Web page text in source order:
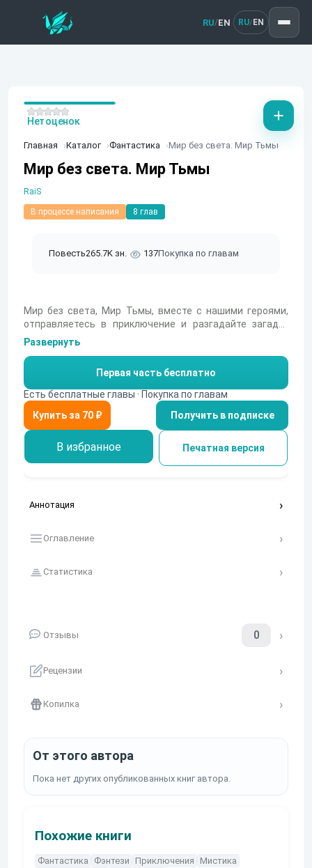
RU/EN RU/ EN
Главная Каталог Фантастика Мир без света. Мир Тьмы
Мир без света. Мир Тьмы
RaiS
В процессе написания 8 глав
Повесть265.7K зн. 137Покупка по главам
Нет оценок
Мир без света, Мир Тьмы, вместе с нашими героями,
отправляетесь в приключение и разгадайте загадку
этого мира. Ответы на многие вопросы, такие как, куда
делось солнце, или в каком мире вы находитесь? Вы
найдете их через наших героев.
Развернуть
Первая часть бесплатно
Есть бесплатные главы · Покупка по главам
Получить в подписке
В избранное Печатная версия
Аннотация
Оглавление
Статистика
Отзывы 0
Рецензии
Копилка
От этого автора
Пока нет других опубликованных книг автора.
Похожие книги
Фантастика Фэнтези Приключения
Мистика